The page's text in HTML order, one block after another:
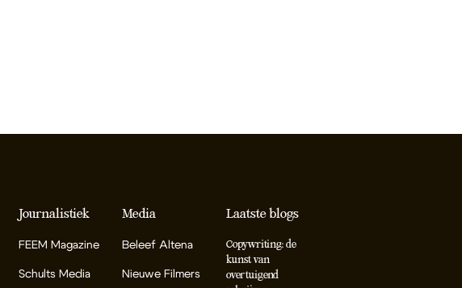
Journalistiek
FEEM Magazine
Schults Media
Media
Beleef Altena
Nieuwe Filmers
Laatste blogs
Copywriting: de
kunst van
overtuigend